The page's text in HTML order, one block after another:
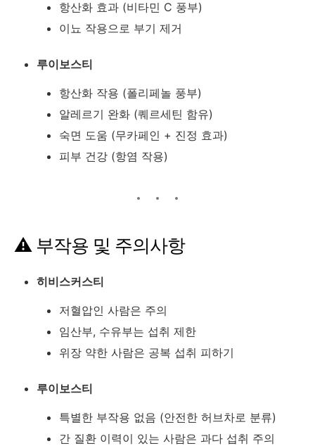
항산화 효과 (비타민 C 풍부)
이뇨 작용으로 부기 제거
루이보스티
항산화 작용 (폴리페놀 풍부)
알레르기 완화 (퀘르세틴 함유)
숙면 도움 (무카페인 + 진정 효과)
피부 건강 (항염 작용)
⚠️ 부작용 및 주의사항
히비스커스티
저혈압인 사람은 주의
임산부, 수유부는 섭취 제한
위장 약한 사람은 공복 섭취 피하기
루이보스티
특별한 부작용 없음 (안전한 허브차로 분류)
간 질환 이력이 있는 사람은 과다 섭취 주의